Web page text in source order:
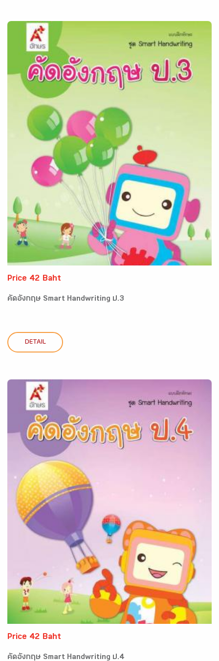
Price 42 Baht
คัดอังกฤษ Smart Handwriting ป.3
DETAIL
Price 42 Baht
คัดอังกฤษ Smart Handwriting ป.4